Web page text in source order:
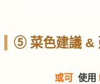
⑤ 菜色建議 &
或可 使用